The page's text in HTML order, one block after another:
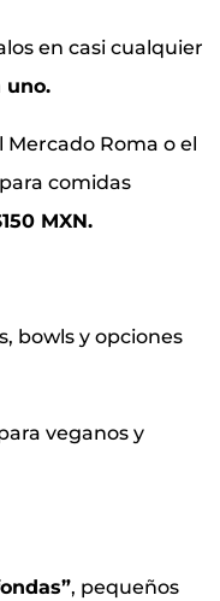
en casi cualquier
uno.
Mercado Roma o el
comidas
MXN.
bowls y opciones
veganos y
, pequeños